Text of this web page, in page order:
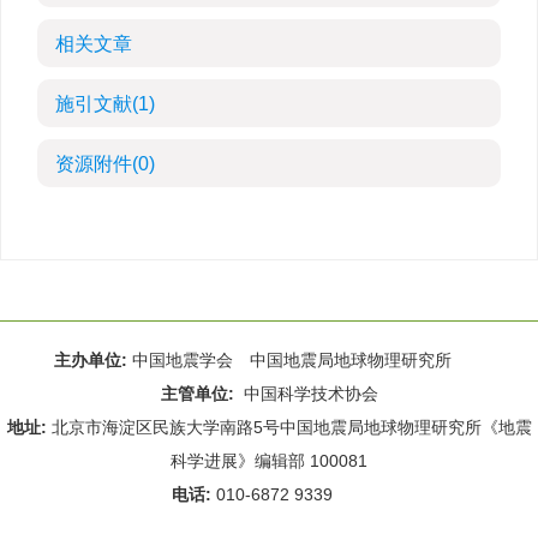
相关文章
施引文献(1)
资源附件(0)
主办单位: 中国地震学会 中国地震局地球物理研究所
主管单位: 中国科学技术协会
地址: 北京市海淀区民族大学南路5号中国地震局地球物理研究所《地震
科学进展》编辑部 100081
电话: 010-6872 9339